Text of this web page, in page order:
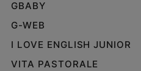
streaming
Libri
GBABY
G-WEB
I LOVE ENGLISH JUNIOR
VITA PASTORALE